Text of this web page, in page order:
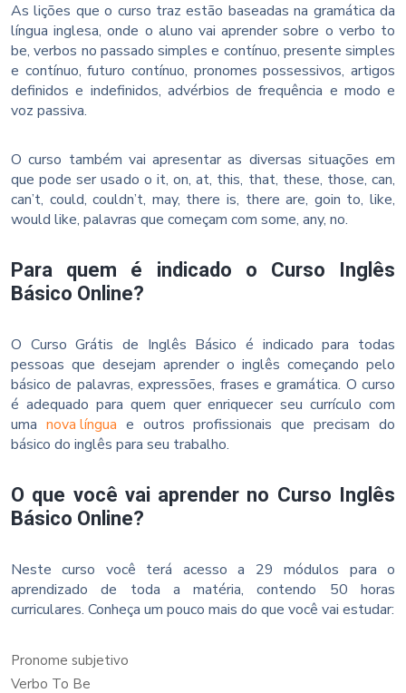
As lições que o curso traz estão baseadas na gramática da
língua inglesa, onde o aluno vai aprender sobre o verbo to
be, verbos no passado simples e contínuo, presente simples
e contínuo, futuro contínuo, pronomes possessivos, artigos
definidos e indefinidos, advérbios de frequência e modo e
voz passiva.
O curso também vai apresentar as diversas situações em
que pode ser usado o it, on, at, this, that, these, those, can,
can’t, could, couldn’t, may, there is, there are, goin to, like,
would like, palavras que começam com some, any, no.
Para quem é indicado o Curso Inglês
Básico Online?
O Curso Grátis de Inglês Básico é indicado para todas
pessoas que desejam aprender o inglês começando pelo
básico de palavras, expressões, frases e gramática. O curso
é adequado para quem quer enriquecer seu currículo com
uma nova língua e outros profissionais que precisam do
básico do inglês para seu trabalho.
O que você vai aprender no Curso Inglês
Básico Online?
Neste curso você terá acesso a 29 módulos para o
aprendizado de toda a matéria, contendo 50 horas
curriculares. Conheça um pouco mais do que você vai estudar:
Pronome subjetivo
Verbo To Be